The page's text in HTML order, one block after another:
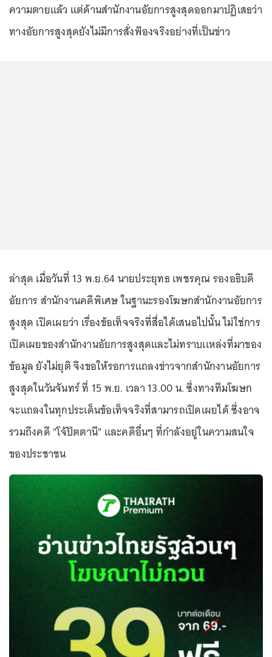
ความตายแล้ว แต่ด้านสำนักงานอัยการสูงสุดออกมาปฏิเสธว่า
ทางอัยการสูงสุดยังไม่มีการสั่งฟ้องจริงอย่างที่เป็นข่าว
ล่าสุด เมื่อวันที่ 13 พ.ย.64 นายประยุทธ เพชรคุณ รองอธิบดี
อัยการ สำนักงานคดีพิเศษ ในฐานะรองโฆษกสำนักงานอัยการ
สูงสุด เปิดเผยว่า เรื่องข้อเท็จจริงที่สื่อได้เสนอไปนั้น ไม่ใช่การ
เปิดเผยของสำนักงานอัยการสูงสุดและไม่ทราบเเหล่งที่มาของ
ข้อมูล ยังไม่ยุติ จึงขอให้รอการแถลงข่าวจากสำนักงานอัยการ
สูงสุดในวันจันทร์ ที่ 15 พ.ย. เวลา 13.00 น. ซึ่งทางทีมโฆษก
จะแถลงในทุกประเด็นข้อเท็จจริงที่สามารถเปิดเผยได้ ซึ่งอาจ
รวมถึงคดี "โจ้ปัตตานี" และคดีอื่นๆ ที่กำลังอยู่ในความสนใจ
ของประชาชน